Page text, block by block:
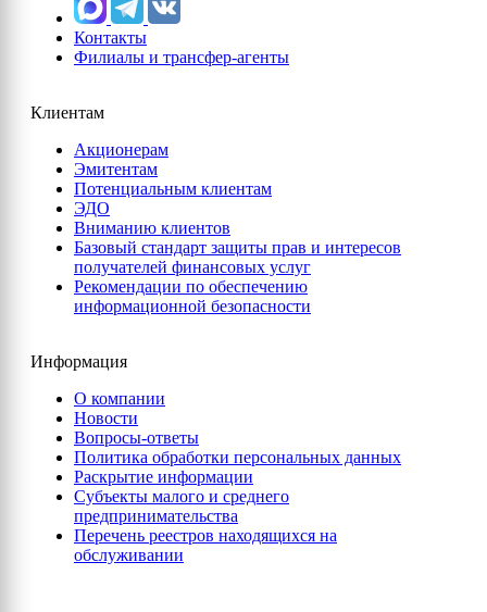
Контакты
Филиалы и трансфер-агенты
Клиентам
Акционерам
Эмитентам
Потенциальным клиентам
ЭДО
Вниманию клиентов
Базовый стандарт защиты прав и интересов
получателей финансовых услуг
Рекомендации по обеспечению
информационной безопасности
Информация
О компании
Новости
Вопросы-ответы
Политика обработки персональных данных
Раскрытие информации
Субъекты малого и среднего
предпринимательства
Перечень реестров находящихся на
обслуживании